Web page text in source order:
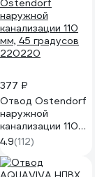
377 ₽
Отвод Ostendorf
наружной
канализации 110
мм, 45 градусов
220220
4.9(112)